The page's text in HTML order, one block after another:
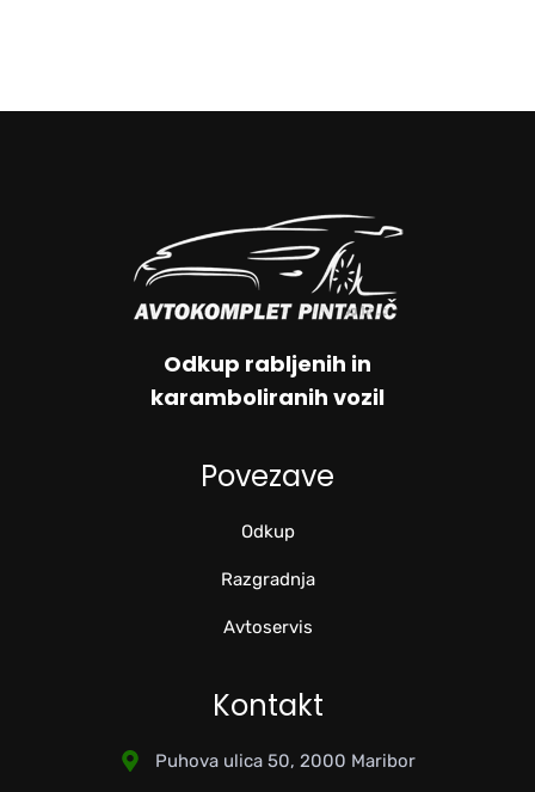
Odkup rabljenih in
karamboliranih vozil
Povezave
Odkup
Razgradnja
Avtoservis
Kontakt
Puhova ulica 50, 2000 Maribor